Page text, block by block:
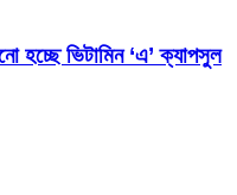
হচ্ছে ভিটামিন ‘এ’ ক্যাপসুল